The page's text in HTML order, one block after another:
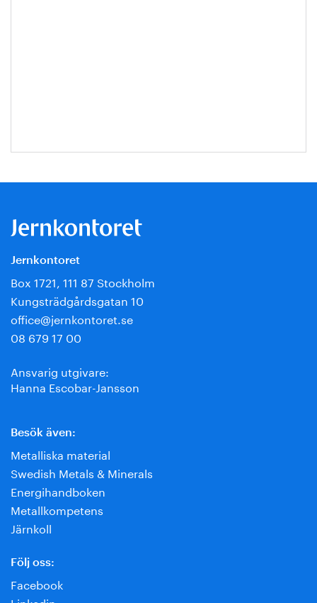
Jernkontoret
Box 1721, 111 87 Stockholm
Kungsträdgårdsgatan 10
office@jernkontoret.se
08 679 17 00
Ansvarig utgivare:
Hanna Escobar-Jansson
Besök även:
Metalliska material
Swedish Metals & Minerals
Energihandboken
Metallkompetens
Järnkoll
Följ oss:
Facebook